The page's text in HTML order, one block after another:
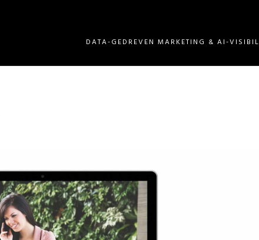
DATA-GEDREVEN MARKETING & AI-